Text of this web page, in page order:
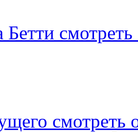
смотреть
смотреть